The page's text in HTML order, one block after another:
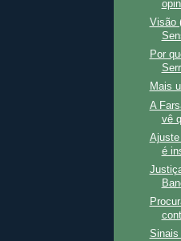
Visão
Por
Mais
A
vê
é
Sinais